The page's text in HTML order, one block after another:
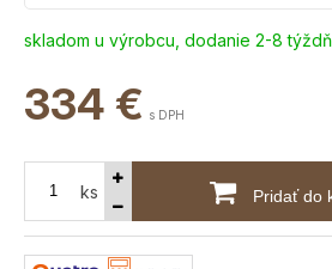
skladom u výrobcu, dodanie 2-8
334 € s DPH
ks Pridať do